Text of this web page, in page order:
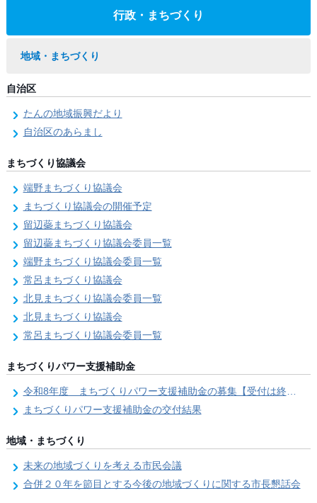
行政・まちづくり
地域・まちづくり
自治区
たんの地域振興だより
自治区のあらまし
まちづくり協議会
端野まちづくり協議会
まちづくり協議会の開催予定
留辺蘂まちづくり協議会
留辺蘂まちづくり協議会委員一覧
端野まちづくり協議会委員一覧
常呂まちづくり協議会
北見まちづくり協議会委員一覧
北見まちづくり協議会
常呂まちづくり協議会委員一覧
まちづくりパワー支援補助金
令和8年度 まちづくりパワー支援補助金の募集【受付は終了しました。】
まちづくりパワー支援補助金の交付結果
地域・まちづくり
未来の地域づくりを考える市民会議
合併２０年を節目とする今後の地域づくりに関する市長懇話会